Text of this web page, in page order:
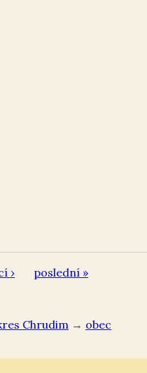
Chrudim →
› poslední »